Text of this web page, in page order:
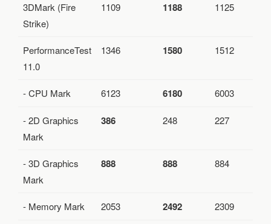
3DMark (Fire
Strike)
1109 1188 1125
PerformanceTest
11.0
1346 1580 1512
- CPU Mark 6123 6180 6003
- 2D Graphics
Mark
386 248 227
- 3D Graphics
Mark
888 888 884
- Memory Mark 2053 2492 2309